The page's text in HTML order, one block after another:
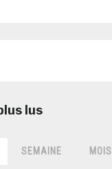
SEMAINE MOIS